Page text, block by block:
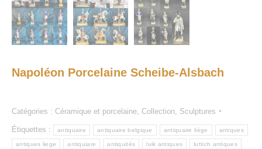
Napoléon Porcelaine Scheibe-Alsbach
Catégories : Céramique et porcelaine Collection Sculptures
Étiquettes : antiquaire antiquaire belgique antiquaire liège antiques
antiques liege antiquiare antiquités luik antiques luttich antiques